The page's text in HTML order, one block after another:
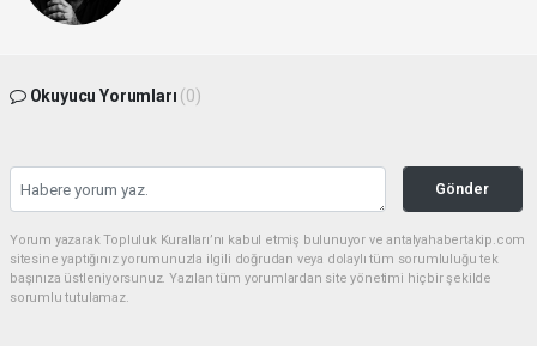
Okuyucu Yorumları (0)
Gönder
Yorum yazarak Topluluk Kuralları’nı kabul etmiş bulunuyor ve antalyahabertakip.com
sitesine yaptığınız yorumunuzla ilgili doğrudan veya dolaylı tüm sorumluluğu tek
başınıza üstleniyorsunuz. Yazılan tüm yorumlardan site yönetimi hiçbir şekilde
sorumlu tutulamaz.